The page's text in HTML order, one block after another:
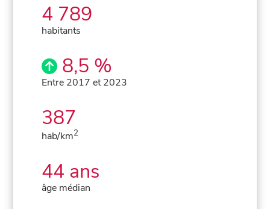
4 789
habitants
8,5 %
Entre 2017 et 2023
387
hab/km2
44 ans
âge médian